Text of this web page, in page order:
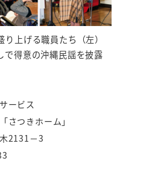
上げる職員たち（左）
で得意の沖縄民謡を披露
ービス
さつきホーム」
2131－3